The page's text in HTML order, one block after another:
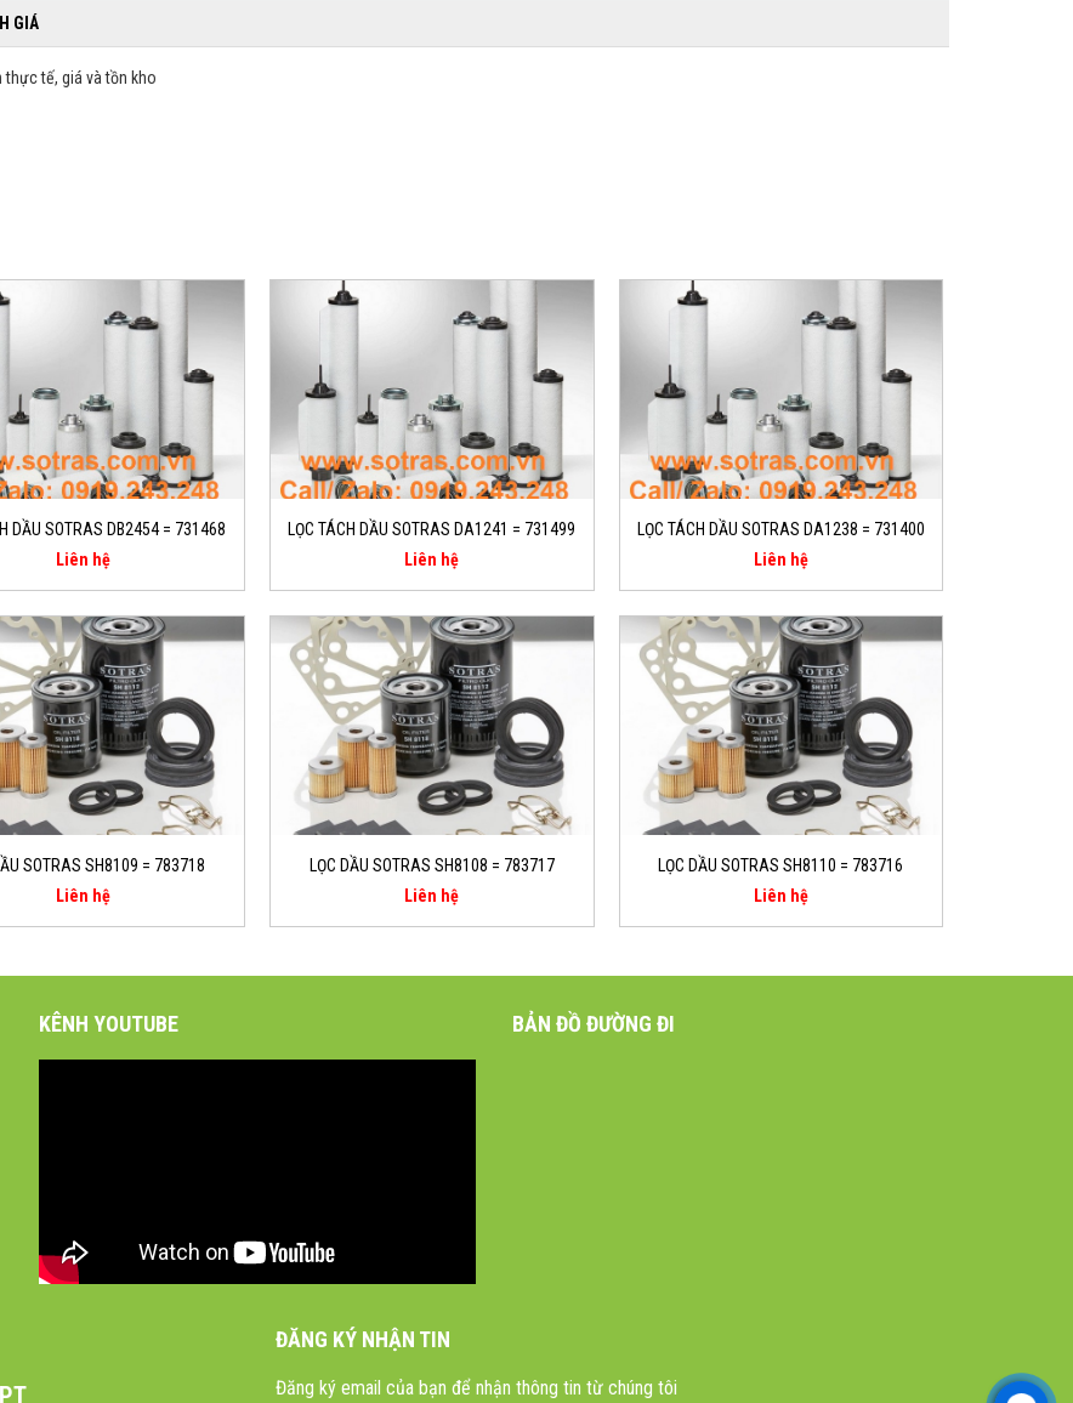
GIÁ
tế, giá và tồn kho
DẦU SOTRAS DB2454 = 731468
Liên hệ
LỌC TÁCH DẦU SOTRAS DA1241 = 731499
Liên hệ
LỌC TÁCH DẦU SOTRAS DA1238 = 731400
Liên hệ
SOTRAS SH8109 = 783718
Liên hệ
LỌC DẦU SOTRAS SH8108 = 783717
Liên hệ
LỌC DẦU SOTRAS SH8110 = 783716
Liên hệ
KÊNH YOUTUBE BẢN ĐỒ ĐƯỜNG ĐI
ĐĂNG KÝ NHẬN TIN
Đăng ký email của bạn để nhận thông tin từ chúng tôi